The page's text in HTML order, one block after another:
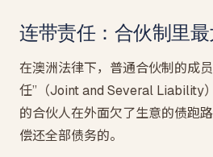
连带责任：合伙制里
在澳洲法律下，普通合伙制的成
任”（Joint and Several Liability
的合伙人在外面欠了生意的债跑
偿还全部债务的。